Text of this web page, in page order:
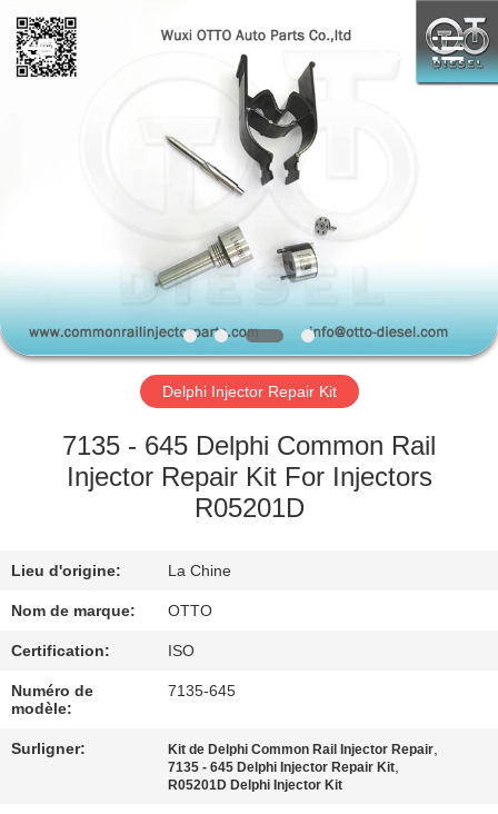
PRODUITS
À
PROPOS
NOUS
L'USINE
CONTRÔLE
DE
QUALITÉ
Delphes
Fournisseur.
Copyright
2023
Delphi Injector Repair Kit
7135 - 645 Delphi Common Rail
Injector Repair Kit For Injectors
R05201D
Lieu d'origine: La Chine
Nom de marque: OTTO
Certification: ISO
Numéro de
modèle:
7135-645
Surligner: Kit de Delphi Common Rail Injector Repair,
7135 - 645 Delphi Injector Repair Kit,
R05201D Delphi Injector Kit